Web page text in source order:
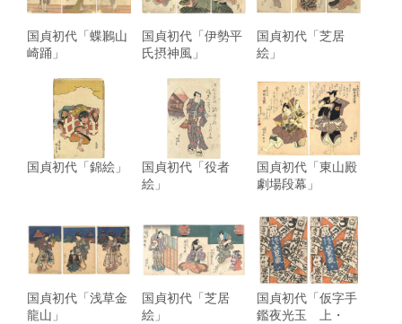
国貞初代「蝶鶼山
崎踊」
国貞初代「伊勢平
氏摂神風」
国貞初代「芝居
絵」
国貞初代「錦絵」
国貞初代「役者
絵」
国貞初代「東山殿
劇場段幕」
国貞初代「浅草金
龍山」
国貞初代「芝居
絵」
国貞初代「仮字手
鑑夜光玉 上・